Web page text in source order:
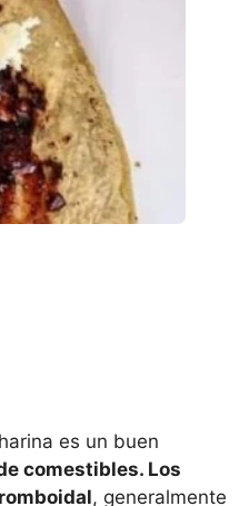
es un buen
comestibles. Los
, generalmente